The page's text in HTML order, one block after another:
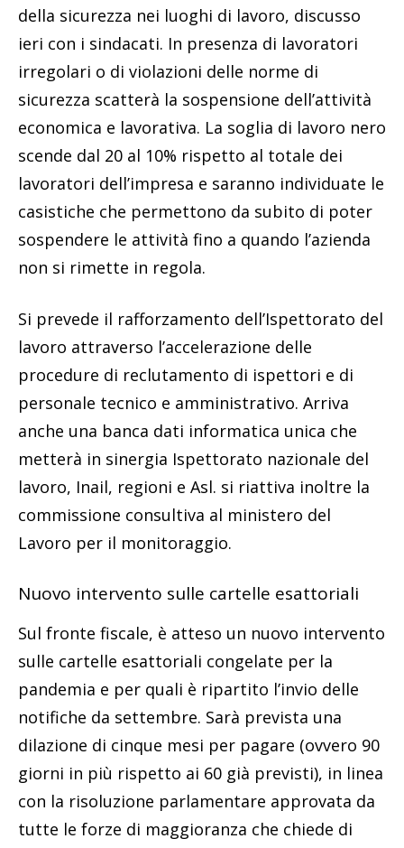
della sicurezza nei luoghi di lavoro, discusso
ieri con i sindacati. In presenza di lavoratori
irregolari o di violazioni delle norme di
sicurezza scatterà la sospensione dell’attività
economica e lavorativa. La soglia di lavoro nero
scende dal 20 al 10% rispetto al totale dei
lavoratori dell’impresa e saranno individuate le
casistiche che permettono da subito di poter
sospendere le attività fino a quando l’azienda
non si rimette in regola.
Si prevede il rafforzamento dell’Ispettorato del
lavoro attraverso l’accelerazione delle
procedure di reclutamento di ispettori e di
personale tecnico e amministrativo. Arriva
anche una banca dati informatica unica che
metterà in sinergia Ispettorato nazionale del
lavoro, Inail, regioni e Asl. si riattiva inoltre la
commissione consultiva al ministero del
Lavoro per il monitoraggio.
Nuovo intervento sulle cartelle esattoriali
Sul fronte fiscale, è atteso un nuovo intervento
sulle cartelle esattoriali congelate per la
pandemia e per quali è ripartito l’invio delle
notifiche da settembre. Sarà prevista una
dilazione di cinque mesi per pagare (ovvero 90
giorni in più rispetto ai 60 già previsti), in linea
con la risoluzione parlamentare approvata da
tutte le forze di maggioranza che chiede di